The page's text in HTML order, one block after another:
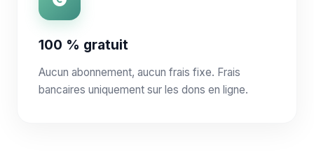
100 % gratuit
Aucun abonnement, aucun frais fixe. Frais
bancaires uniquement sur les dons en ligne.